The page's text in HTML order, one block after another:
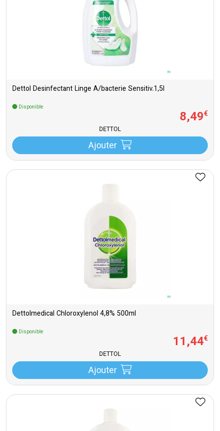
Dettol Desinfectant Linge A/bacterie Sensitiv.1,5l
Disponible
8,49€
DETTOL
Ajouter
Dettolmedical Chloroxylenol 4,8% 500ml
Disponible
11,44€
DETTOL
Ajouter